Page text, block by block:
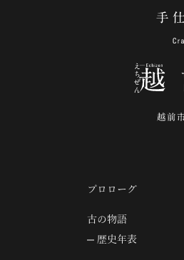
プロローグ
古の物語
歴史年表